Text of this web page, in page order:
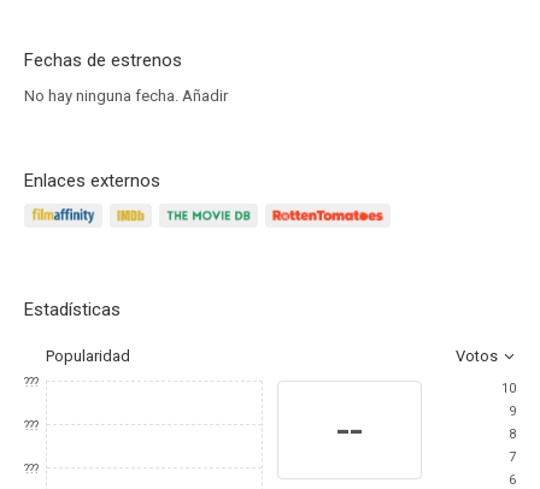
Fechas de estrenos
No hay ninguna fecha. Añadir
Enlaces externos
Estadísticas
Popularidad Votos
???
???
???
--
10
9
8
7
6